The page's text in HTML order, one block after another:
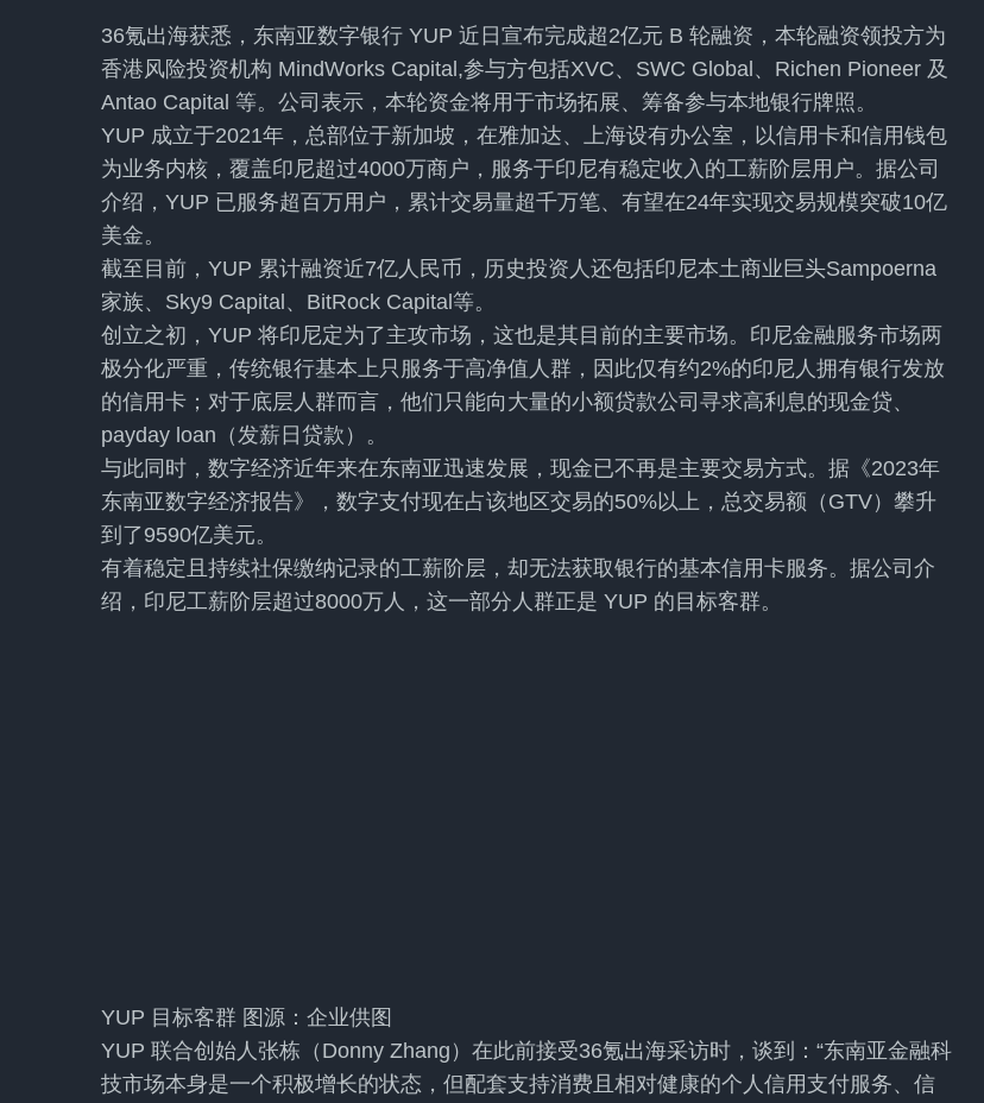
36氪出海获悉，东南亚数字银行 YUP 近日宣布完成超2亿元 B 轮融资，本轮融资领投方为
香港风险投资机构 MindWorks Capital,参与方包括XVC、SWC Global、Richen Pioneer 及
Antao Capital 等。公司表示，本轮资金将用于市场拓展、筹备参与本地银行牌照。
YUP 成立于2021年，总部位于新加坡，在雅加达、上海设有办公室，以信用卡和信用钱包
为业务内核，覆盖印尼超过4000万商户，服务于印尼有稳定收入的工薪阶层用户。据公司
介绍，YUP 已服务超百万用户，累计交易量超千万笔、有望在24年实现交易规模突破10亿
美金。
截至目前，YUP 累计融资近7亿人民币，历史投资人还包括印尼本土商业巨头Sampoerna
家族、Sky9 Capital、BitRock Capital等。
创立之初，YUP 将印尼定为了主攻市场，这也是其目前的主要市场。印尼金融服务市场两
极分化严重，传统银行基本上只服务于高净值人群，因此仅有约2%的印尼人拥有银行发放
的信用卡；对于底层人群而言，他们只能向大量的小额贷款公司寻求高利息的现金贷、
payday loan（发薪日贷款）。
与此同时，数字经济近年来在东南亚迅速发展，现金已不再是主要交易方式。据《2023年
东南亚数字经济报告》，数字支付现在占该地区交易的50%以上，总交易额（GTV）攀升
到了9590亿美元。
有着稳定且持续社保缴纳记录的工薪阶层，却无法获取银行的基本信用卡服务。据公司介
绍，印尼工薪阶层超过8000万人，这一部分人群正是 YUP 的目标客群。
YUP 目标客群 图源：企业供图
YUP 联合创始人张栋（Donny Zhang）在此前接受36氪出海采访时，谈到：“东南亚金融科
技市场本身是一个积极增长的状态，但配套支持消费且相对健康的个人信用支付服务、信